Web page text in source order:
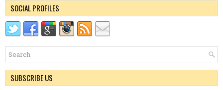
SOCIAL PROFILES
SUBSCRIBE US